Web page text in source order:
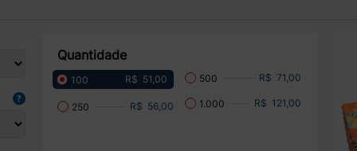
Quantidade
100 R$ 51,00
250 R$ 56,00
500 R$ 71,00
1.000 R$ 121,00